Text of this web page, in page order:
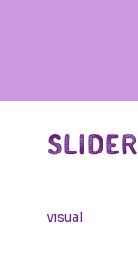
Slider
visual